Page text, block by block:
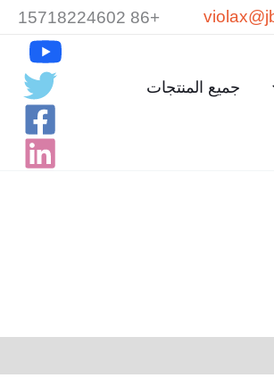
+86 15718224602
جميع المنتجات